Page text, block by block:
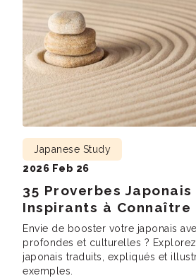
35 Proverbes
Inspirants à Connaître
Japanese Study
2026 Feb 26
Envie de booster votre japonais
profondes et culturelles ?
japonais traduits, expliqués et
exemples.